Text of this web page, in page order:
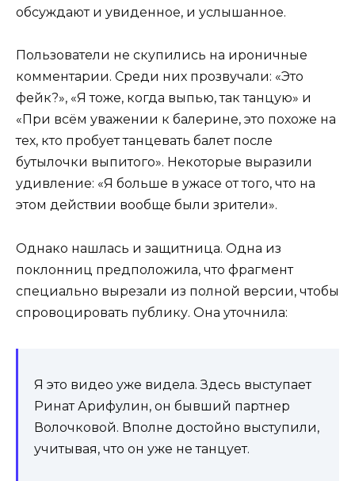
обсуждают и увиденное, и услышанное.
Пользователи не скупились на ироничные
комментарии. Среди них прозвучали: «Это
фейк?», «Я тоже, когда выпью, так танцую» и
«При всём уважении к балерине, это похоже на
тех, кто пробует танцевать балет после
бутылочки выпитого». Некоторые выразили
удивление: «Я больше в ужасе от того, что на
этом действии вообще были зрители».
Однако нашлась и защитница. Одна из
поклонниц предположила, что фрагмент
специально вырезали из полной версии, чтобы
спровоцировать публику. Она уточнила:
Я это видео уже видела. Здесь выступает
Ринат Арифулин, он бывший партнер
Волочковой. Вполне достойно выступили,
учитывая, что он уже не танцует.